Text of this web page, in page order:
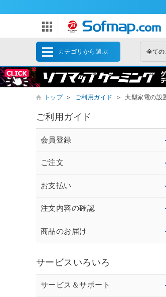
カテゴリから選ぶ
トップ ＞ ご利用ガイド ＞ 大型家電の設
ご利用ガイド
会員登録
ご注文
お支払い
注文内容の確認
商品のお届け
サービスいろいろ
サービス＆サポート